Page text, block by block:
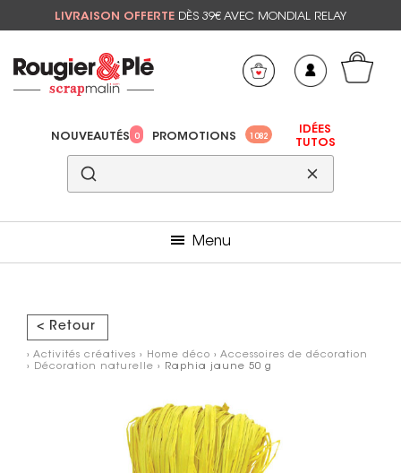
LIVRAISON OFFERTE DÈS 39€ AVEC MONDIAL RELAY
NOUVEAUTÉS 0 PROMOTIONS 1082
IDÉES
TUTOS
Menu
< Retour
› Activités créatives › Home déco › Accessoires de décoration
› Décoration naturelle › Raphia jaune 50 g